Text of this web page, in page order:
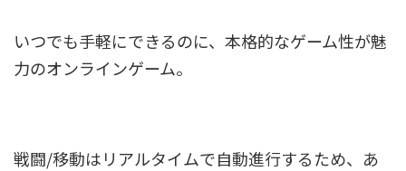
いつでも手軽にできるのに、本格的なゲーム性が魅
力のオンラインゲーム。
戦闘/移動はリアルタイムで自動進行するため、あ